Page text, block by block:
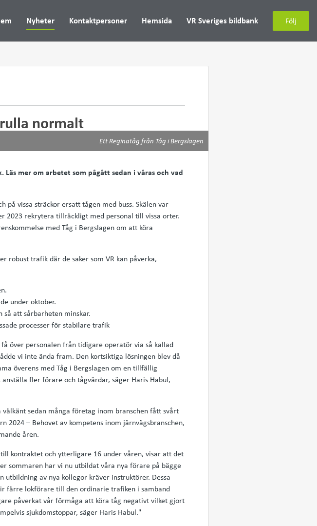
Nyheter Kontaktpersoner Hemsida VR Sveriges bildbank Följ
normalt
Ett Reginatåg från Tåg i Bergslagen
mer om arbetet som pågått sedan i våras och vad
på vissa sträckor ersatt tågen med buss. Skälen var
rekrytera tillräckligt med personal till vissa orter.
med Tåg i Bergslagen om att köra
robust trafik där de saker som VR kan påverka,
under oktober.
att sårbarheten minskar.
processer för stabilare trafik
över personalen från tidigare operatör via så kallad
vi inte ända fram. Den kortsiktiga lösningen blev då
överens med Tåg i Bergslagen om en tillfällig
fler förare och tågvärdar, säger Haris Habul,
sedan många företag inom branschen fått svårt
2024 – Behovet av kompetens inom järnvägsbranschen,
åren.
kontraktet och ytterligare 16 under våren, visar att det
sommaren har vi nu utbildat våra nya förare på bägge
av nya kollegor kräver instruktörer. Dessa
färre lokförare till den ordinarie trafiken i samband
påverkat vår förmåga att köra tåg negativt vilket gjort
sjukdomstoppar, säger Haris Habul."